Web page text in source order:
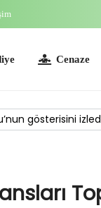
Cenaze
gösterisini